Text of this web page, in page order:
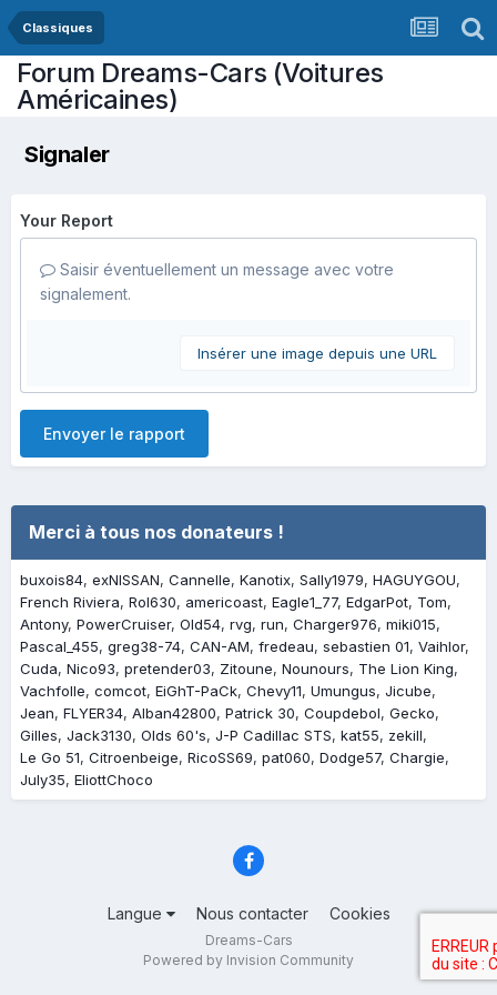
Classiques
Forum Dreams-Cars (Voitures
Américaines)
Signaler
Your Report
Saisir éventuellement un message avec votre
signalement.
Insérer une image depuis une URL
Envoyer le rapport
Merci à tous nos donateurs !
buxois84 exNISSAN Cannelle Kanotix Sally1979 HAGUYGOU
French Riviera Rol630 americoast Eagle1_77 EdgarPot Tom
Antony PowerCruiser Old54 rvg run Charger976 miki015
Pascal_455 greg38-74 CAN-AM fredeau sebastien 01 Vaihlor
Cuda Nico93 pretender03 Zitoune Nounours
The Lion King
Vachfolle comcot EiGhT-PaCk Chevy11 Umungus Jicube
Jean FLYER34 Alban42800 Patrick 30 Coupdebol Gecko
Gilles Jack3130 Olds 60's J-P Cadillac STS kat55
zekill
Le Go 51 Citroenbeige RicoSS69 pat060 Dodge57 Chargie
July35 EliottChoco
Langue Nous contacter Cookies
Dreams-Cars
Powered by Invision Community